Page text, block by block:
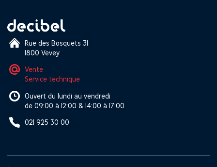
Rue des Bosquets 31
1800 Vevey
Vente
Service technique
Ouvert du lundi au vendredi
de 09:00 à 12:00 & 14:00 à 17:00
021 925 30 00